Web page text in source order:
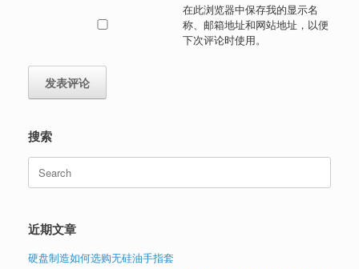
在此浏览器中保存我的显示名
称、邮箱地址和网站地址，以便
下次评论时使用。
搜索
Search
for:
近期文章
硬盘制造如何选购无硅油手指套